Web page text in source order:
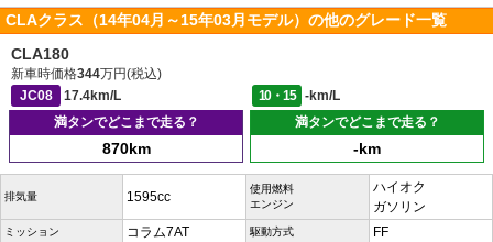
CLAクラス（14年04月～15年03月モデル）の他のグレード一覧
CLA180
新車時価格344万円(税込)
JC08
17.4km/L 10・15
-km/L
満タンでどこまで走る？
870km
満タンでどこまで走る？
-km
排気量 1595cc
使用燃料
エンジン
ハイオク
ガソリン
ミッション コラム7AT 駆動方式 FF